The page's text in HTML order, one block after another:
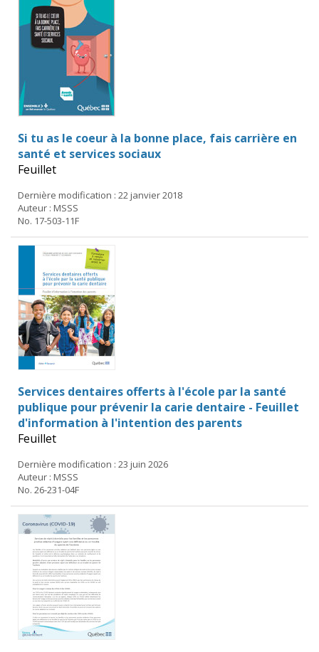
Si tu as le coeur à la bonne place, fais carrière en
santé et services sociaux
Feuillet
Dernière modification : 22 janvier 2018
Auteur : MSSS
No. 17-503-11F
Services dentaires offerts à l'école par la santé
publique pour prévenir la carie dentaire - Feuillet
d'information à l'intention des parents
Feuillet
Dernière modification : 23 juin 2026
Auteur : MSSS
No. 26-231-04F